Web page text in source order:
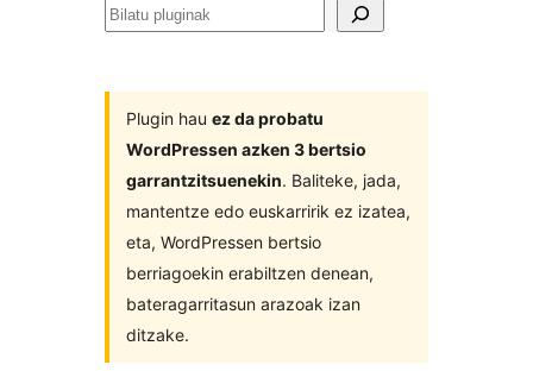
Bilatu
Plugin hau ez da probatu
WordPressen azken 3 bertsio
garrantzitsuenekin. Baliteke, jada,
mantentze edo euskarririk ez izatea,
eta, WordPressen bertsio
berriagoekin erabiltzen denean,
bateragarritasun arazoak izan
ditzake.